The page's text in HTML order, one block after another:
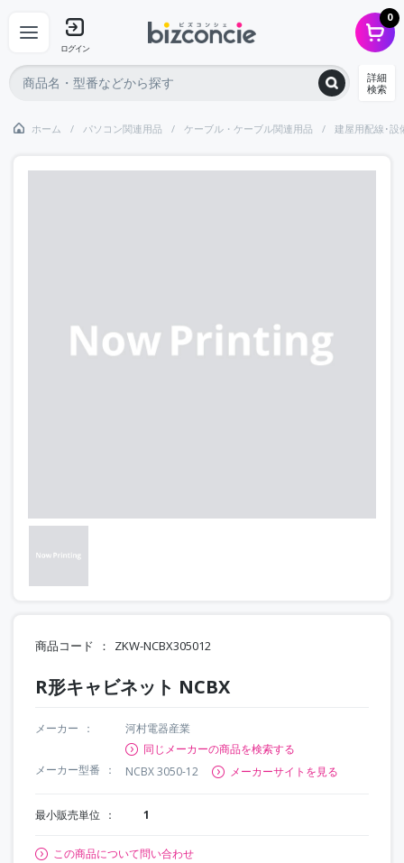
ログイン
0
詳細
検索
ホーム パソコン関連用品 ケーブル・ケーブル関連用品 建屋用配線･設
商品コード ZKW-NCBX305012
R形キャビネット NCBX
メーカー
河村電器産業
同じメーカーの商品を検索する
メーカー型番
NCBX 3050-12 メーカーサイトを見る
最小販売単位 1
この商品について問い合わせ